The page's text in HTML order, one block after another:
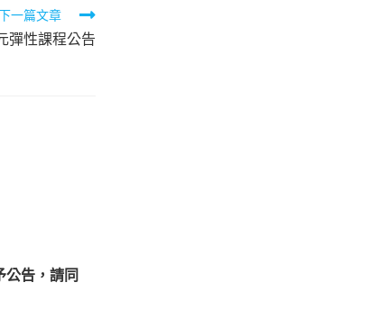
一篇文章
彈性課程公告
公告，請同